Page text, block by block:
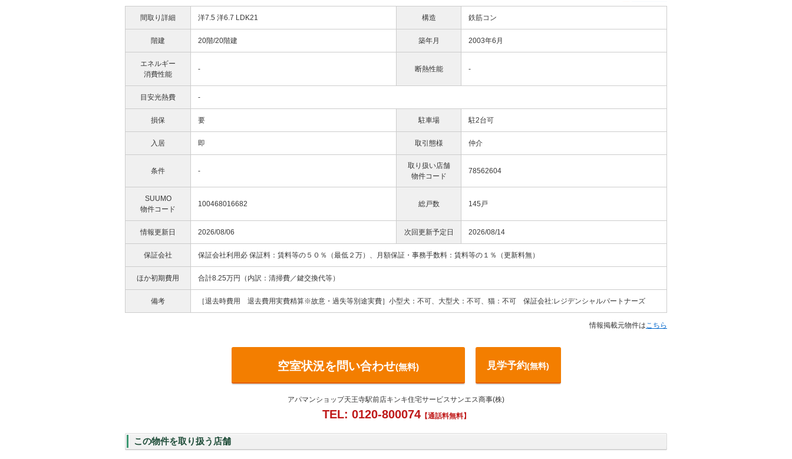
間取り詳細 洋7.5 洋6.7 LDK21 構造 鉄筋コン
階建 20階/20階建 築年月 2003年6月
エネルギー
消費性能
- 断熱性能 -
目安光熱費 -
損保 要 駐車場 駐2台可
入居 即 取引態様 仲介
条件 -
取り扱い店舗
物件コード
78562604
SUUMO
物件コード
100468016682 総戸数 145戸
情報更新日 2026/08/06 次回更新予定日 2026/08/14
保証会社 保証会社利用必 保証料：賃料等の５０％（最低２万）、月額保証・事務手数料：賃料等の１％（更新料無）
ほか初期費用 合計8.25万円（内訳：清掃費／鍵交換代等）
備考 ［退去時費用 退去費用実費精算※故意・過失等別途実費］小型犬：不可、大型犬：不可、猫：不可 保証会社:レジデンシャルパートナーズ
情報掲載元物件はこちら
空室状況を問い合わせ(無料) 見学予約(無料)
アパマンショップ天王寺駅前店キンキ住宅サービスサンエス商事(株)
TEL: 0120-800074【通話料無料】
この物件を取り扱う店舗